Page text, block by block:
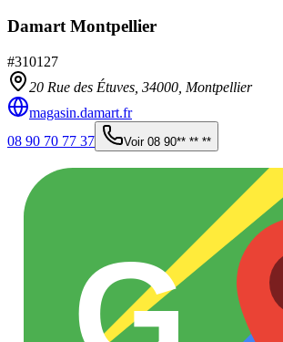
Damart Montpellier
#310127
20 Rue des Étuves, 34000 Montpellier
magasin.damart.fr
08 90 70 77 37
Voir 08 90** ** **